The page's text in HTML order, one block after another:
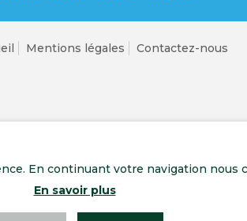
Mentions légales Contactez-nous
En continuant votre navigation nous
En savoir plus